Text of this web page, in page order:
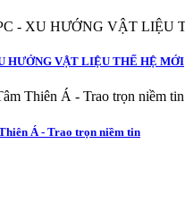
HƯỚNG VẬT LIỆU THẾ HỆ MỚI
Á - Trao trọn niềm tin